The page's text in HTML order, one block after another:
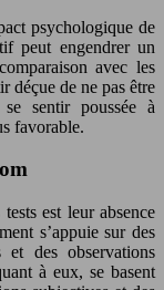
psychologique de
peut engendrer un
avec les
déçue de ne pas être
sentir poussée à
favorable.
est leur absence
s’appuie sur des
et des observations
à eux, se basent